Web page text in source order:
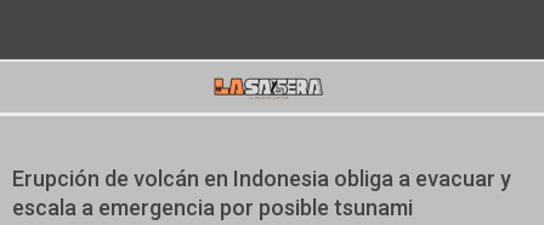
Erupción de volcán en Indonesia obliga a evacuar y
escala a emergencia por posible tsunami